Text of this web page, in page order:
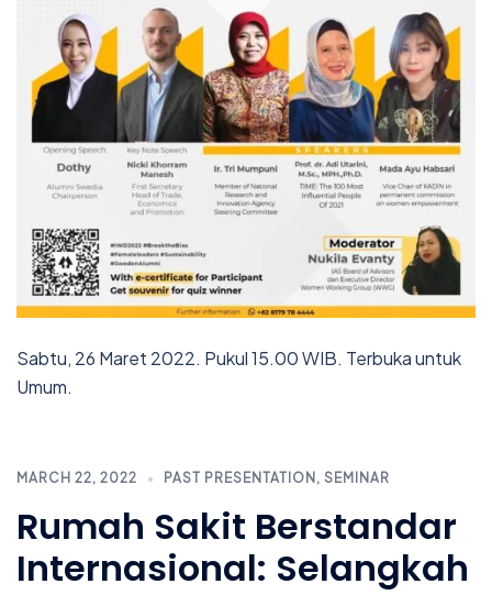
Sabtu, 26 Maret 2022. Pukul 15.00 WIB. Terbuka untuk
Umum.
MARCH 22, 2022 PAST PRESENTATION , SEMINAR
Rumah Sakit Berstandar
Internasional: Selangkah